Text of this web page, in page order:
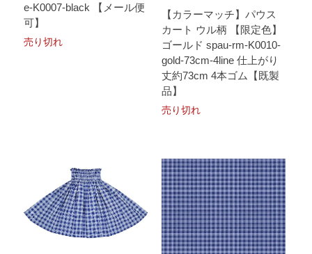
e-K0007-black 【メール便
可】
売り切れ
【カラーマッチ】パウス
カート ウル柄 【限定色】
ゴールド spau-rm-K0010-
gold-73cm-4line 仕上がり
丈約73cm 4本ゴム【既製
品】
売り切れ